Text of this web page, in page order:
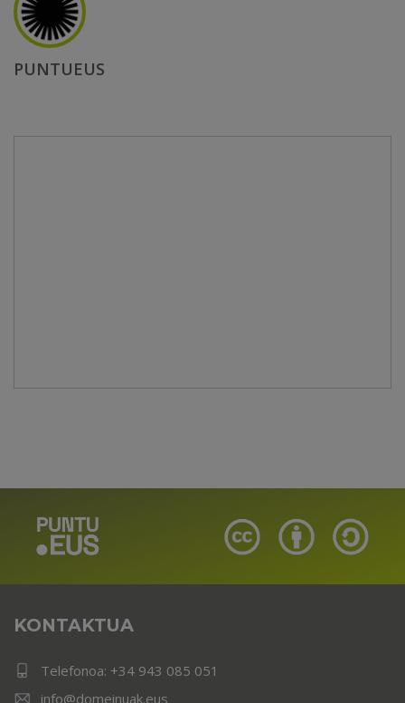
PUNTUEUS
KONTAKTUA
Telefonoa: +34 943 085 051
info@domeinuak.eus